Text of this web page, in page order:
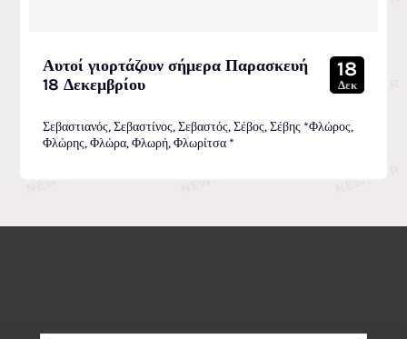
Αυτοί γιορτάζουν σήμερα Παρασκευή
18 Δεκεμβρίου
18
Δεκ
Σεβαστιανός, Σεβαστίνος, Σεβαστός, Σέβος, Σέβης *Φλώρος,
Φλώρης, Φλώρα, Φλωρή, Φλωρίτσα *